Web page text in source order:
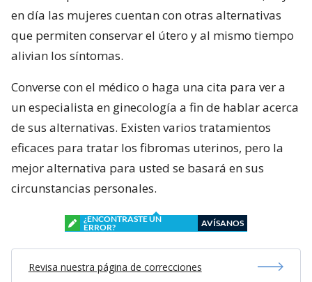
en día las mujeres cuentan con otras alternativas
que permiten conservar el útero y al mismo tiempo
alivian los síntomas.
Converse con el médico o haga una cita para ver a
un especialista en ginecología a fin de hablar acerca
de sus alternativas. Existen varios tratamientos
eficaces para tratar los fibromas uterinos, pero la
mejor alternativa para usted se basará en sus
circunstancias personales.
¿ENCONTRASTE UN
ERROR?
AVÍSANOS
Revisa nuestra página de correcciones